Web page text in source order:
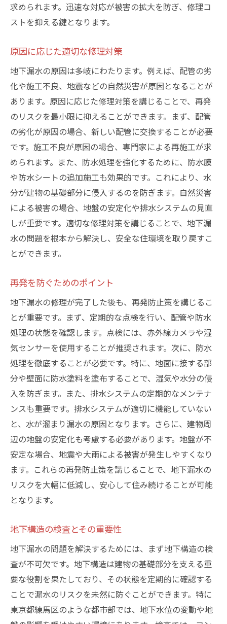
求められます。迅速な対応が被害の拡大を防ぎ、修理コ
ストを抑える鍵となります。
原因に応じた適切な修理対策
地下漏水の原因は多岐にわたります。例えば、配管の劣
化や施工不良、地震などの自然災害が原因となることが
あります。原因に応じた修理対策を講じることで、再発
のリスクを最小限に抑えることができます。まず、配管
の劣化が原因の場合、新しい配管に交換することが必要
です。施工不良が原因の場合、専門家による再施工が求
められます。また、防水処理を強化するために、防水膜
や防水シートの追加施工も効果的です。これにより、水
分が建物の基礎部分に侵入するのを防ぎます。自然災害
による被害の場合、地盤の安定化や排水システムの見直
しが重要です。適切な修理対策を講じることで、地下漏
水の問題を根本から解決し、安全な住環境を取り戻すこ
とができます。
再発を防ぐためのポイント
地下漏水の修理が完了した後も、再発防止策を講じるこ
とが重要です。まず、定期的な点検を行い、配管や防水
処理の状態を確認します。点検には、赤外線カメラや湿
気センサーを使用することが推奨されます。次に、防水
処理を徹底することが必要です。特に、地面に接する部
分や壁面に防水塗料を塗布することで、湿気や水分の侵
入を防ぎます。また、排水システムの定期的なメンテナ
ンスも重要です。排水システムが適切に機能していない
と、水が溜まり漏水の原因となります。さらに、建物周
辺の地盤の安定化も考慮する必要があります。地盤が不
安定な場合、地震や大雨による被害が発生しやすくなり
ます。これらの再発防止策を講じることで、地下漏水の
リスクを大幅に低減し、安心して住み続けることが可能
となります。
地下構造の検査とその重要性
地下漏水の問題を解決するためには、まず地下構造の検
査が不可欠です。地下構造は建物の基礎部分を支える重
要な役割を果たしており、その状態を定期的に確認する
ことで漏水のリスクを未然に防ぐことができます。特に
東京都練馬区のような都市部では、地下水位の変動や地